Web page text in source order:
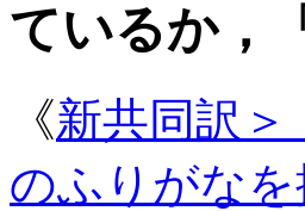
ているか，
《新共同訳
のふりがなを